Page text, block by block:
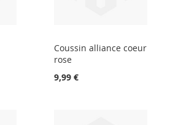
Coussin alliance coeur
rose
9,99 €